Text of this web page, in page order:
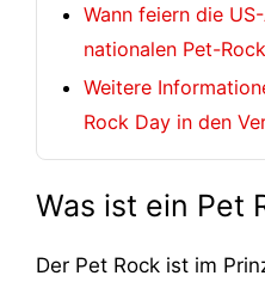
Wann feiern die
nationalen Pet-
Weitere
Rock Day in den
Was ist ein Pet
Der Pet Rock ist im